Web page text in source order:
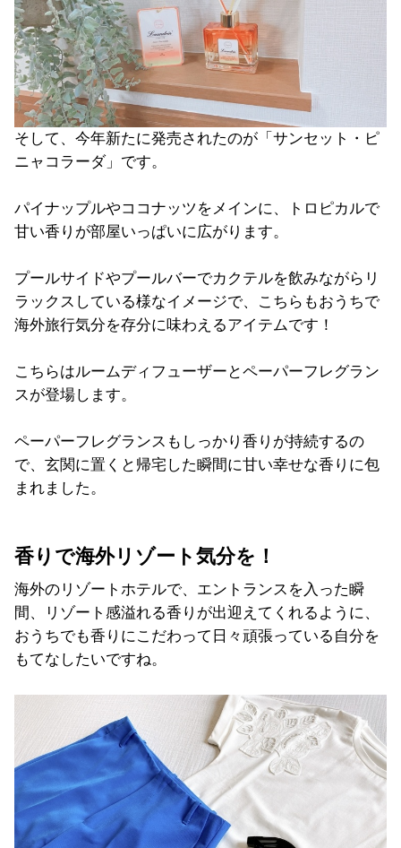
そして、今年新たに発売されたのが「サンセット・ピ
ニャコラーダ」です。
パイナップルやココナッツをメインに、トロピカルで
甘い香りが部屋いっぱいに広がります。
プールサイドやプールバーでカクテルを飲みながらリ
ラックスしている様なイメージで、こちらもおうちで
海外旅行気分を存分に味わえるアイテムです！
こちらはルームディフューザーとペーパーフレグラン
スが登場します。
ペーパーフレグランスもしっかり香りが持続するの
で、玄関に置くと帰宅した瞬間に甘い幸せな香りに包
まれました。
香りで海外リゾート気分を！
海外のリゾートホテルで、エントランスを入った瞬
間、リゾート感溢れる香りが出迎えてくれるように、
おうちでも香りにこだわって日々頑張っている自分を
もてなしたいですね。